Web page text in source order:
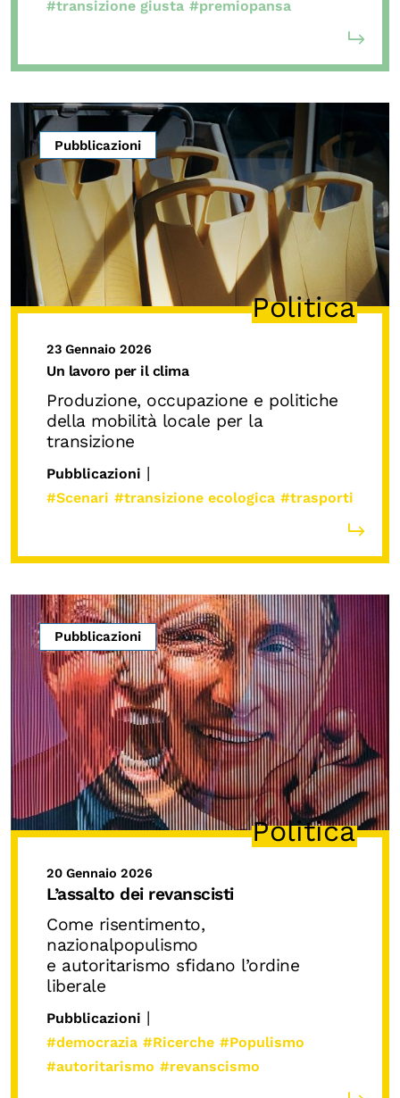
#transizione giusta #premiopansa
Pubblicazioni
Politica
23 Gennaio 2026
Un lavoro per il clima
Produzione, occupazione e politiche
della mobilità locale per la
transizione
Pubblicazioni |
#Scenari #transizione ecologica #trasporti
Pubblicazioni
Politica
20 Gennaio 2026
L’assalto dei revanscisti
Come risentimento,
nazionalpopulismo
e autoritarismo sfidano l’ordine
liberale
Pubblicazioni |
#democrazia #Ricerche #Populismo
#autoritarismo #revanscismo